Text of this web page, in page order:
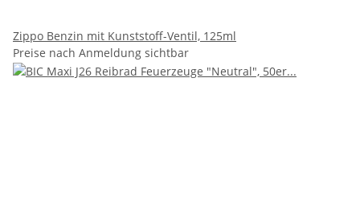
Zippo Benzin mit Kunststoff-Ventil, 125ml
Preise nach Anmeldung sichtbar